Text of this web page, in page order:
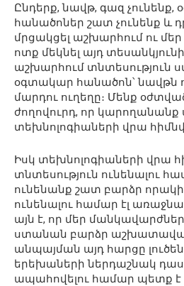
Ընդերք, նավթ, գազ
հանածոներ շատ չունենք և
մրցակցել աշխարհում ու
ոտք մեկնել այդ
աշխարհում տնտեսություն
օգտակար հանածոն՝ նավթն
մարդու ուղեղը։ Մենք
ժողովուրդ, որ կարողանանք
տեխնոլոգիաների վրա
Իսկ տեխնոլոգիաների վրա
տնտեսություն ունենալու
ունենանք շատ բարձր որակի
ունենալու համար էլ
այն է, որ մեր
ստանան բարձր
անպայման այդ հարցը
երեխաների ներդաշնակ
ապահովելու համար պետք է